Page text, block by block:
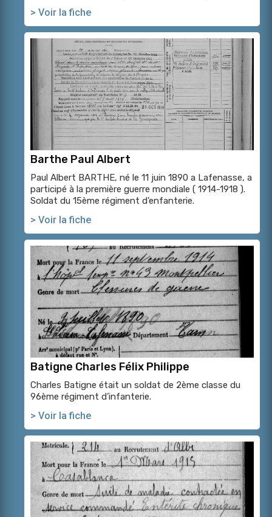
> Voir la fiche
Barthe Paul Albert
Paul Albert BARTHE, né le 11 juin 1890 a Lafenasse, a
participé à la première guerre mondiale ( 1914-1918 ).
Soldat du 15ème régiment d’enfanterie.
> Voir la fiche
Batigne Charles Félix Philippe
Charles Batigne était un soldat de 2ème classe du
96ème régiment d’infanterie.
> Voir la fiche